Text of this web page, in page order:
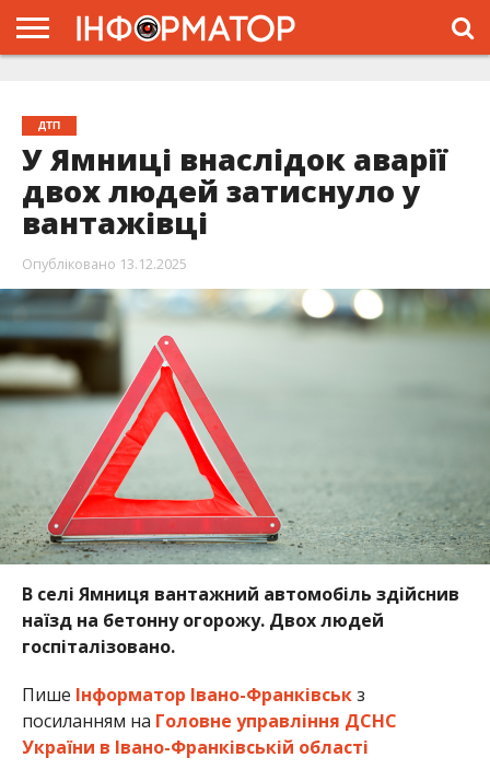
ДТП
У Ямниці внаслідок аварії
двох людей затиснуло у
вантажівці
Опубліковано 13.12.2025
В селі Ямниця вантажний автомобіль здійснив
наїзд на бетонну огорожу. Двох людей
госпіталізовано.
Пише Інформатор Івано-Франківськз
посиланням на Головне управління ДСНС
України в Івано-Франківській області